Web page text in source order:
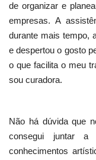
de organizar e
empresas. A
durante mais tempo,
e despertou o gosto
o que facilita o meu
sou curadora.
Não há dúvida que
consegui juntar a
conhecimentos